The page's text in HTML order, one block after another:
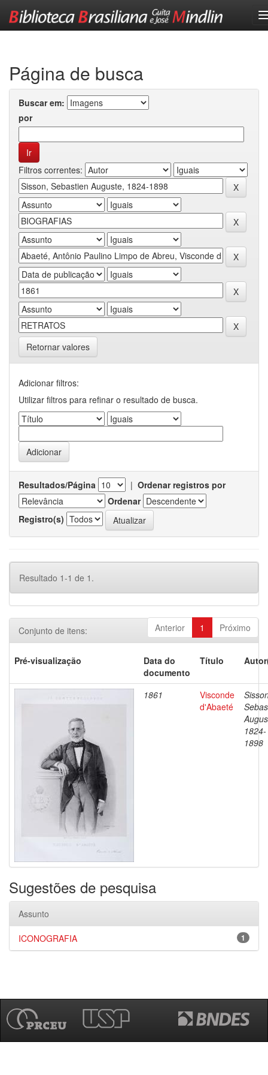
Página de busca
Buscar em:
por
Filtros correntes:
Retornar valores
Adicionar filtros:
Utilizar filtros para refinar o resultado de busca.
Resultados/Página | Ordenar registros por
Ordenar
Registro(s)
Resultado 1-1 de 1.
Anterior 1 Próximo
Conjunto de itens:
Pré-visualização
Data do
documento
Título
1861
Visconde
d'Abaeté
1824-
1898
Sugestões de pesquisa
Assunto
1
ICONOGRAFIA